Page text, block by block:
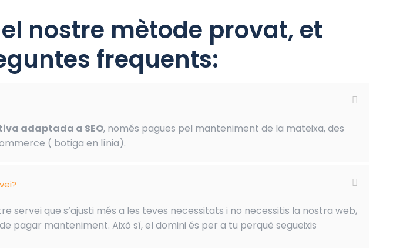
nostre mètode provat, et
frequents:
adaptada a SEO, només pagues pel manteniment de la mateixa, des
( botiga en línia).
servei que s’ajusti més a les teves necessitats i no necessitis la nostra web,
pagar manteniment. Això sí, el domini és per a tu perquè segueixis